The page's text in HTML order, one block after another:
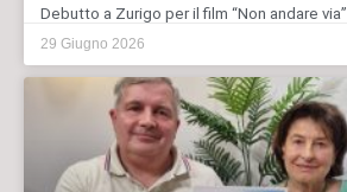
Debutto a Zurigo per il film “Non andare via”
29 Giugno 2026